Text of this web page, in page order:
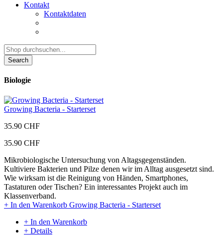
Kontakt
Kontaktdaten
Search
Biologie
Growing Bacteria - Starterset
35.90 CHF
35.90 CHF
Mikrobiologische Untersuchung von Altagsgegenständen.
Kultiviere Bakterien und Pilze denen wir im Alltag ausgesetzt sind.
Wie wirksam ist die Reinigung von Händen, Smartphones,
Tastaturen oder Tischen? Ein interessantes Projekt auch im
Klassenverband.
+ In den Warenkorb Growing Bacteria - Starterset
+ In den Warenkorb
+ Details